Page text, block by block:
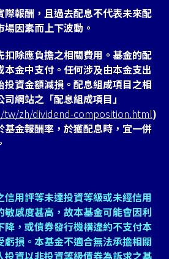
際報酬，且過去配息不代表未來配
因素而上下波動。
扣除應負擔之相關費用。基金的配
本金中支付。任何涉及由本金支出
投資金額減損。配息組成項目之相
網站之「配息組成項目」
zh/dividend-composition.html)
基金報酬率，於獲配息時，宜一併
信用評等未達投資等級或未經信用
敏感度甚高，故本基金可能會因利
降，或債券發行機構違約不支付本
損。本基金不適合無法承擔相關
投資以非投資等級債券為訴求之基